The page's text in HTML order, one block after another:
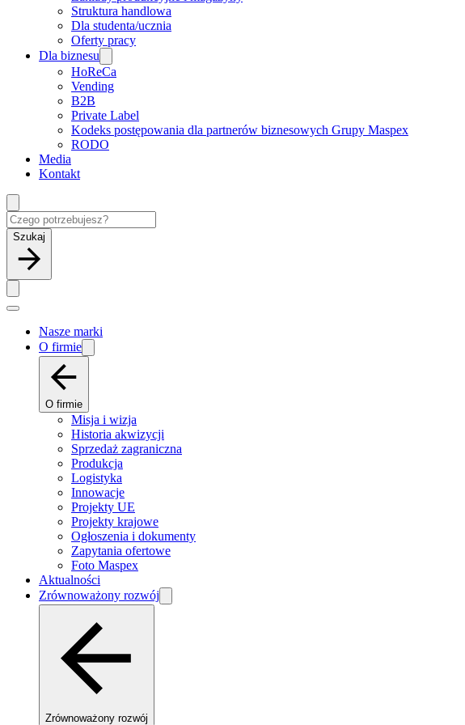
Struktura handlowa
Dla studenta/ucznia
Oferty pracy
Dla biznesu
HoReCa
Vending
B2B
Private Label
Kodeks postępowania dla partnerów biznesowych Grupy Maspex
RODO
Media
Kontakt
Szukaj
Nasze marki
O firmie
O firmie
Misja i wizja
Historia akwizycji
Sprzedaż zagraniczna
Produkcja
Logistyka
Innowacje
Projekty UE
Projekty krajowe
Ogłoszenia i dokumenty
Zapytania ofertowe
Foto Maspex
Aktualności
Zrównoważony rozwój
Zrównoważony rozwój